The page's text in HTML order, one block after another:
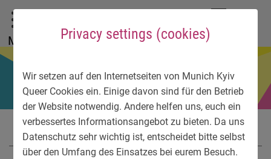
Privacy settings (cookies)
Wir setzen auf den Internetseiten von Munich Kyiv
Queer Cookies ein. Einige davon sind für den Betrieb
der Website notwendig. Andere helfen uns, euch ein
verbessertes Informationsangebot zu bieten. Da uns
Datenschutz sehr wichtig ist, entscheidet bitte selbst
über den Umfang des Einsatzes bei eurem Besuch.
To main menu
To language menu
To search
To content
To service information
Menu